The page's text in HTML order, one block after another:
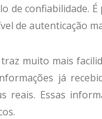
de confiabilidade.
de autenticação
muito mais
já
reais. Essas